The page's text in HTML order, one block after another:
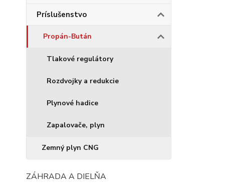
Príslušenstvo
Propán-Bután
Tlakové regulátory
Rozdvojky a redukcie
Plynové hadice
Zapalovače, plyn
Zemný plyn CNG
ZÁHRADA A DIELŇA